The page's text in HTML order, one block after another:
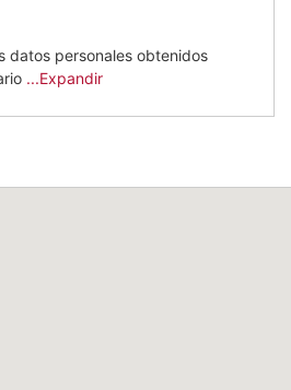
datos personales obtenidos
...Expandir